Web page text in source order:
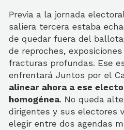
Previa a la jornada
saliera tercera estaba
de quedar fuera del
de reproches,
fracturas profundas. Ese
enfrentará Juntos por el
alinear ahora a ese
homogénea. No queda
dirigentes y sus electores
elegir entre dos agendas